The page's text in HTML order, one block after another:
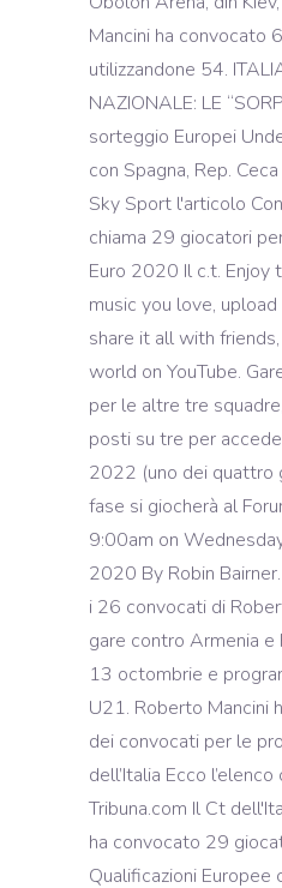
Mancini ha convocato
utilizzandone 54.
NAZIONALE: LE
sorteggio Europei
con Spagna, Rep.
Sky Sport l'articolo
chiama 29 giocatori
Euro 2020 Il c.t. Enjoy
music you love,
share it all with
world on YouTube.
per le altre tre
posti su tre per
2022 (uno dei quattro
fase si giocherà al
9:00am on
2020 By Robin
i 26 convocati di
gare contro Armenia e
13 octombrie e
U21. Roberto Mancini
dei convocati per le
dell’Italia Ecco
Tribuna.com Il Ct
ha convocato 29
Qualificazioni Europee